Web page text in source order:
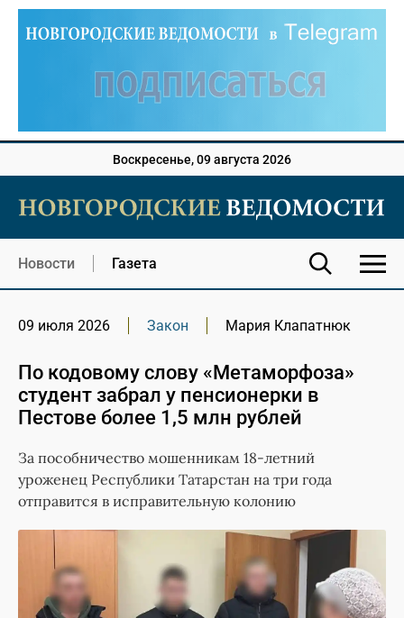
Воскресенье, 09 августа 2026
Новости Газета
09 июля 2026 Закон Мария Клапатнюк
По кодовому слову «Метаморфоза»
студент забрал у пенсионерки в
Пестове более 1,5 млн рублей
За пособничество мошенникам 18-летний
уроженец Республики Татарстан на три года
отправится в исправительную колонию